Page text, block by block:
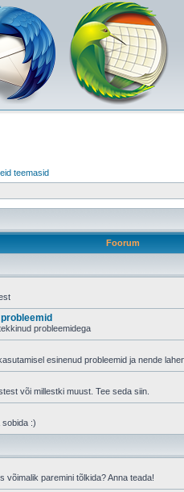
teemasid
Foorum
probleemidega
esinenud probleemid ja nende
või millestki muust. Tee seda siin.
sobida :)
võimalik paremini tõlkida? Anna teada!